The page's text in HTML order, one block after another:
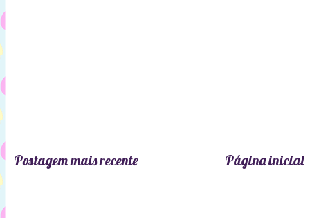
Postagem mais recente Página inicial